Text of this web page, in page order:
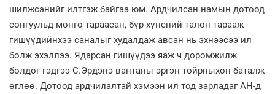
шилжсэнийг илтгэж байгаа юм. Ардчилсан намын дотоод
сонгуульд мөнгө тараасан, бүр хүнсний талон тарааж
гишүүдийнхээ саналыг худалдаж авсан нь эхнээсээ ил
болж эхэллээ. Ядарсан гишүүдээ яаж ч доромжилж
болдог гэдгээ С.Эрдэнэ вантаны эргэн тойрныхон баталж
өглөө. Дотоод ардчилалтай хэмээн ил тод зарладаг АН-д